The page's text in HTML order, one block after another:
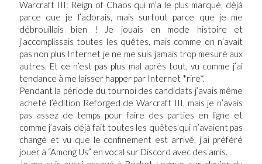
Warcraft III: Reign of Chaos qui m’a le plus marqué, déjà
parce que je l’adorais, mais surtout parce que je me
débrouillais bien ! Je jouais en mode histoire et
j’accomplissais toutes les quêtes, mais comme on n’avait
pas non plus Internet je ne me suis jamais trop mesuré aux
autres. Et ce n’est pas plus mal après tout, vu comme j’ai
tendance à me laisser happer par Internet *rire*.
Pendant la période du tournoi des candidats j’avais même
acheté l’édition Reforged de Warcraft III, mais je n’avais
pas assez de temps pour faire des parties en ligne et
comme j’avais déjà fait toutes les quêtes qui n’avaient pas
changé et vu que le confinement est arrivé, j’ai préféré
jouer à “Among Us” en vocal sur Discord avec des amis.